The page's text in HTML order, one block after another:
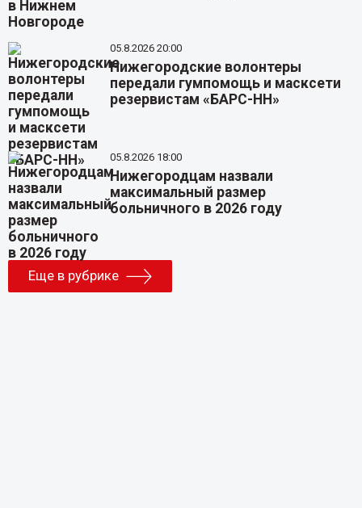
05.8.2026 20:00
Нижегородские волонтеры
передали гумпомощь и масксети
резервистам «БАРС-НН»
05.8.2026 18:00
Нижегородцам назвали
максимальный размер
больничного в 2026 году
Еще в рубрике